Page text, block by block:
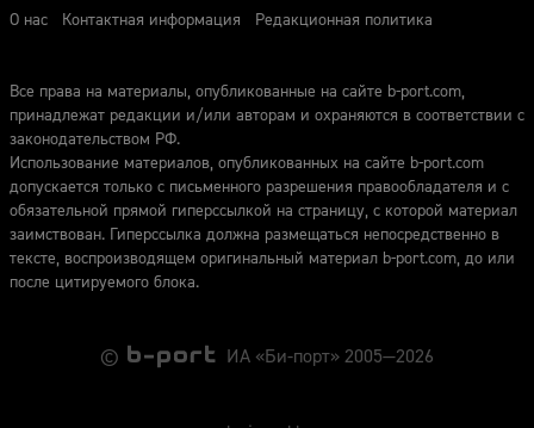
О нас
Контактная информация Редакционная политика
Все права на материалы, опубликованные на сайте b-port.com,
принадлежат редакции и/или авторам и охраняются в соответствии с
законодательством РФ.
Использование материалов, опубликованных на сайте b-port.com
допускается только с письменного разрешения правообладателя и с
обязательной прямой гиперссылкой на страницу, с которой материал
заимствован. Гиперссылка должна размещаться непосредственно в
тексте, воспроизводящем оригинальный материал b-port.com, до или
после цитируемого блока.
© ИА «Би-порт» 2005—2026